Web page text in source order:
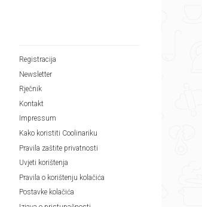
Registracija
Newsletter
Rječnik
Kontakt
Impressum
Kako koristiti Coolinariku
Pravila zaštite privatnosti
Uvjeti korištenja
Pravila o korištenju kolačića
Postavke kolačića